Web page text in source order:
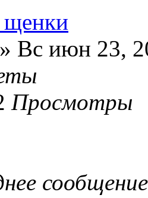
» Вс июн 23,
Просмотры